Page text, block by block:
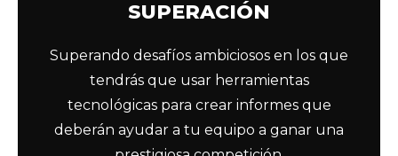
SUPERACIÓN
Superando desafíos ambiciosos en los que
tendrás que usar herramientas
tecnológicas para crear informes que
deberán ayudar a tu equipo a ganar una